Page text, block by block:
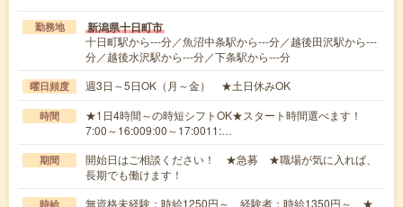
勤務地 新潟県十日町市
十日町駅から---分／魚沼中条駅から---分／越後田沢駅から---
分／越後水沢駅から---分／下条駅から---分
曜日頻度 週3日～5日OK（月～金） ★土日休みOK
時間
★1日4時間～の時短シフトOK★スタート時間選べます！
7:00～16:009:00～17:0011:…
期間
開始日はご相談ください！ ★急募 ★職場が気に入れば、
長期でも働けます！
時給
無資格未経験：時給1250円～ 経験者：時給1350円～ ★